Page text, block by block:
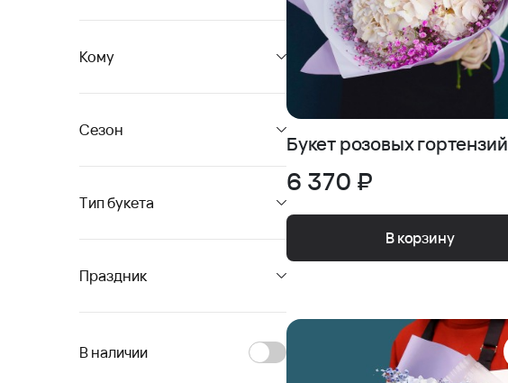
Кому
Сезон
Тип букета
Праздник
В наличии
Букет розовых гортензий
6 370 ₽
В корзину